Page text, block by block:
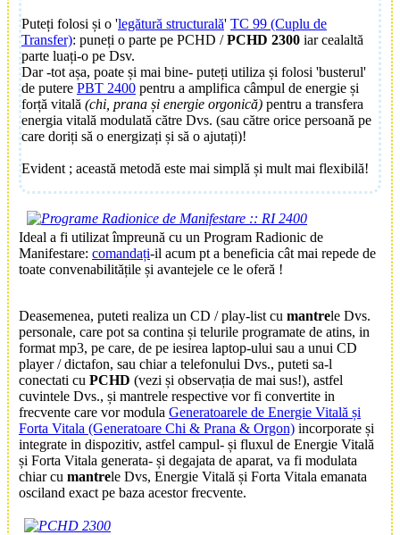
Puteți folosi și o 'legătură structurală' TC 99 (Cuplu de
Transfer): puneți o parte pe PCHD / PCHD 2300 iar cealaltă
parte luați-o pe Dsv.
Dar -tot așa, poate și mai bine- puteți utiliza și folosi 'busterul'
de putere PBT 2400 pentru a amplifica câmpul de energie și
forță vitală (chi, prana și energie orgonică) pentru a transfera
energia vitală modulată către Dvs. (sau către orice persoană pe
care doriți să o energizați și să o ajutați)!
Evident ; această metodă este mai simplă și mult mai flexibilă!
Ideal a fi utilizat împreună cu un Program Radionic de
Manifestare: comandați-il acum pt a beneficia cât mai repede de
toate convenabilitățile și avantejele ce le oferă !
Deasemenea, puteti realiza un CD / play-list cu mantrele Dvs.
personale, care pot sa contina și telurile programate de atins, in
format mp3, pe care, de pe iesirea laptop-ului sau a unui CD
player / dictafon, sau chiar a telefonului Dvs., puteti sa-l
conectati cu PCHD (vezi și observația de mai sus!), astfel
cuvintele Dvs., și mantrele respective vor fi convertite in
frecvente care vor modula Generatoarele de Energie Vitală și
Forta Vitala (Generatoare Chi & Prana & Orgon) incorporate și
integrate in dispozitiv, astfel campul- și fluxul de Energie Vitală
și Forta Vitala generata- și degajata de aparat, va fi modulata
chiar cu mantrele Dvs, Energie Vitală și Forta Vitala emanata
osciland exact pe baza acestor frecvente.